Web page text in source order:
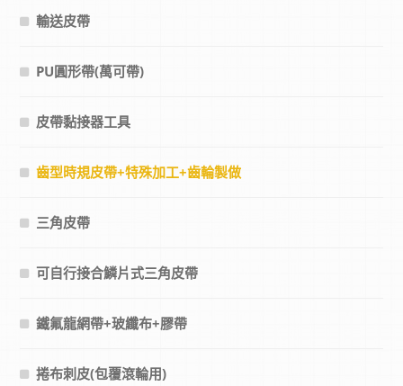
輸送皮帶
PU圓形帶(萬可帶)
皮帶黏接器工具
齒型時規皮帶+特殊加工+齒輪製做
三角皮帶
可自行接合鱗片式三角皮帶
鐵氟龍網帶+玻纖布+膠帶
捲布刺皮(包覆滾輪用)